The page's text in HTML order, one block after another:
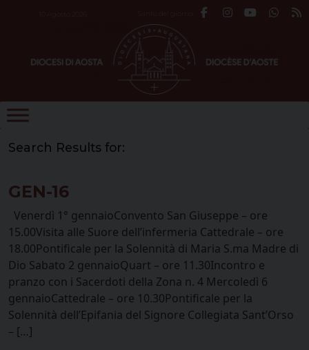
Search Results for:
GEN-16
Venerdì 1° gennaioConvento San Giuseppe – ore
15.00Visita alle Suore dell’infermeria Cattedrale – ore
18.00Pontificale per la Solennità di Maria S.ma Madre di
Dio Sabato 2 gennaioQuart – ore 11.30Incontro e
pranzo con i Sacerdoti della Zona n. 4 Mercoledì 6
gennaioCattedrale – ore 10.30Pontificale per la
Solennità dell’Epifania del Signore Collegiata Sant’Orso
– […]